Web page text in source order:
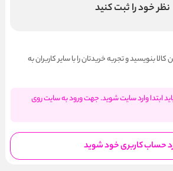
نظر خود را ثبت کنید
کالا بنویسید و تجربه خریدتان را با سایر کاربران به
ابتدا وارد سایت شوید. جهت ورود به سایت روی
حساب کاربری خود شوید